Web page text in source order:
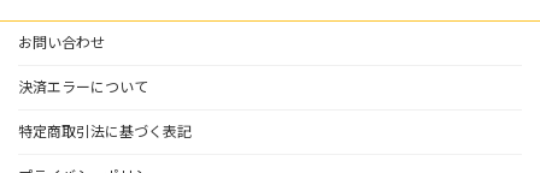
お問い合わせ
決済エラーについて
特定商取引法に基づく表記